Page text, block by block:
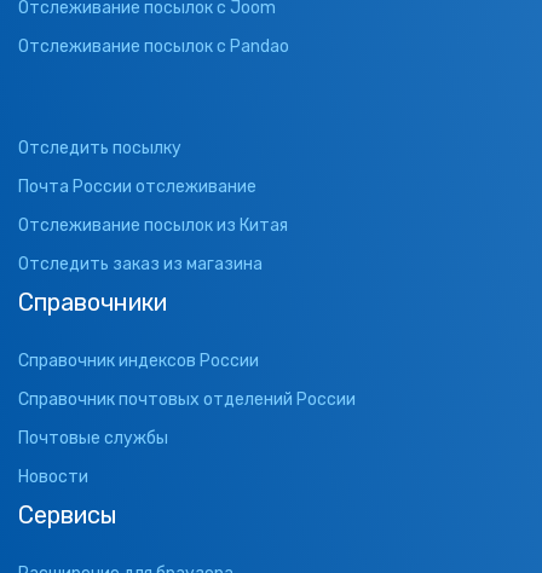
Отслеживание посылок с Joom
Отслеживание посылок с Pandao
Отследить посылку
Почта России отслеживание
Отслеживание посылок из Китая
Отследить заказ из магазина
Справочники
Справочник индексов России
Справочник почтовых отделений России
Почтовые службы
Новости
Сервисы